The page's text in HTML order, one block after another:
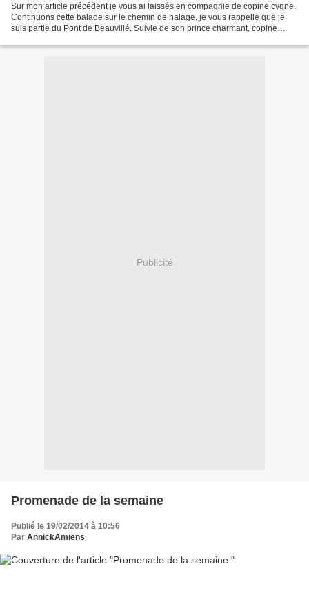
Sur mon article précédent je vous ai laissés en compagnie de copine cygne.
Continuons cette balade sur le chemin de halage, je vous rappelle que je
suis partie du Pont de Beauvillé. Suivie de son prince charmant, copine
Publicité
Promenade de la semaine
Publié le 19/02/2014 à 10:56
Par AnnickAmiens